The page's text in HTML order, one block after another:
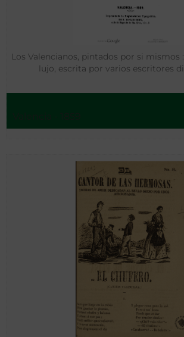
Los Valencianos, pintados por si mismos
lujo, escrita por varios escritores